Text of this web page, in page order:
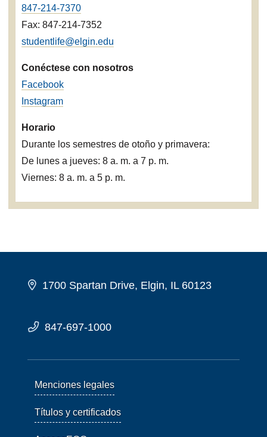
847-214-7370
Fax: 847-214-7352
studentlife@elgin.edu
Conéctese con nosotros
Facebook
Instagram
Horario
Durante los semestres de otoño y primavera:
De lunes a jueves: 8 a. m. a 7 p. m.
Viernes: 8 a. m. a 5 p. m.
1700 Spartan Drive, Elgin, IL 60123
847-697-1000
Menciones legales
Títulos y certificados